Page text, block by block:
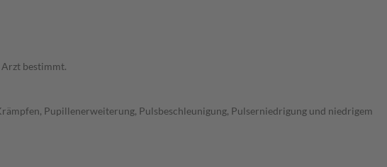
bestimmt.
Pupillenerweiterung, Pulsbeschleunigung, Pulserniedrigung und niedrigem